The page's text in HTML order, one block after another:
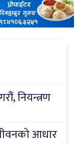
नियन्त्रण
आधार